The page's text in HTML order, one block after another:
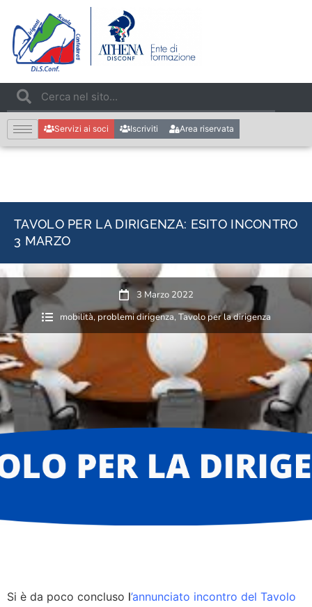
Servizi ai soci Iscriviti Area riservata
TAVOLO PER LA DIRIGENZA: ESITO INCONTRO
3 MARZO
3 Marzo 2022
mobilità, problemi dirigenza, Tavolo per la dirigenza
Si è da poco concluso l’annunciato incontro del Tavolo